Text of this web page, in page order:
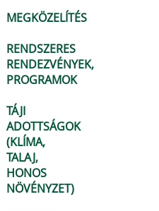
MEGKÖZELÍTÉS
RENDSZERES
RENDEZVÉNYEK,
PROGRAMOK
TÁJI
ADOTTSÁGOK
(KLÍMA,
TALAJ,
HONOS
NÖVÉNYZET)